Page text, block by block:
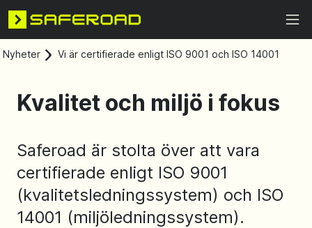
Nyheter Vi är certifierade enligt ISO 9001 och ISO 14001
Kvalitet och miljö i fokus
Saferoad är stolta över att vara
certifierade enligt ISO 9001
(kvalitetsledningssystem) och ISO
14001 (miljöledningssystem).